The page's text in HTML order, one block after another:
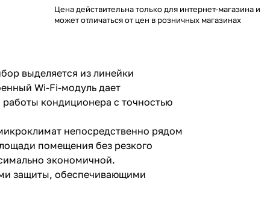
Цена действительна только для интернет-магазина и
может отличаться от цен в розничных магазинах
выделяется из линейки
Wi-Fi-модуль дает
кондиционера с точностью
непосредственно рядом
помещения без резкого
экономичной.
защиты, обеспечивающими